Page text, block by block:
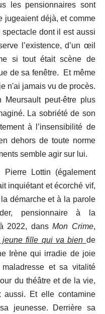
les pensionnaires sont
jugeaient déjà, et comme
spectacle dont il est aussi
l’existence, d’un œil
si tout était scène de
de sa fenêtre. Et même
n'ai jamais vu de procès.
peut-être plus
La sobriété de son
à l’insensibilité de
dehors de toute norme
semble agir sur lui.
Pierre Lottin (également
inquiétant et écorché vif,
démarche et à la parole
pensionnaire à la
2022, dansMon Crime,
jeune fille qui va bien de
Irène qui irradie de joie
et sa vitalité
du théâtre et de la vie,
aussi. Et elle contamine
jeunesse. Derrière sa